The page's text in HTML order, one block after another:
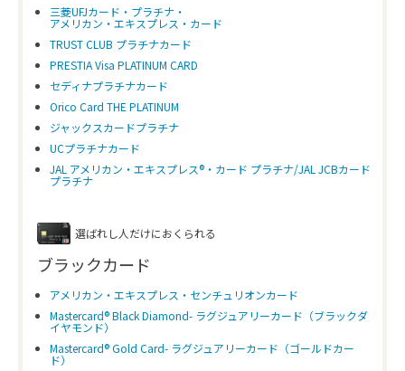
三菱UFJカード・プラチナ・
アメリカン・エキスプレス・カード
TRUST CLUB プラチナカード
PRESTIA Visa PLATINUM CARD
セディナプラチナカード
Orico Card THE PLATINUM
ジャックスカードプラチナ
UCプラチナカード
JAL アメリカン・エキスプレス®・カード プラチナ/JAL JCBカード
プラチナ
選ばれし人だけにおくられる
ブラックカード
アメリカン・エキスプレス・センチュリオンカード
Mastercard® Black Diamond- ラグジュアリーカード（ブラックダ
イヤモンド）
Mastercard® Gold Card- ラグジュアリーカード（ゴールドカー
ド）